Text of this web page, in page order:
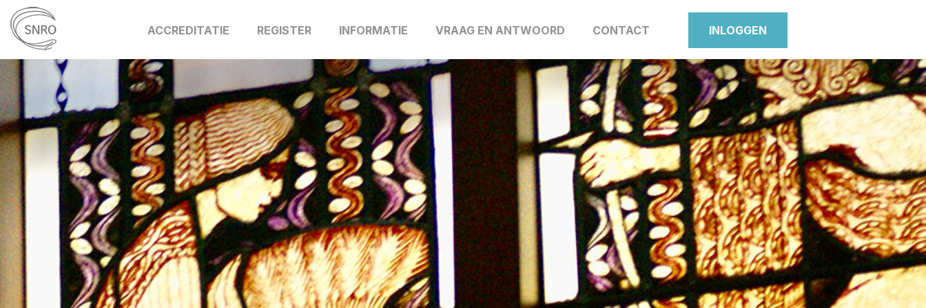
ACCREDITATIE REGISTER INFORMATIE VRAAG EN ANTWOORD CONTACT INLOGGEN